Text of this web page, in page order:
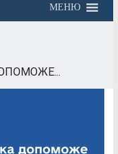
МЕНЮ